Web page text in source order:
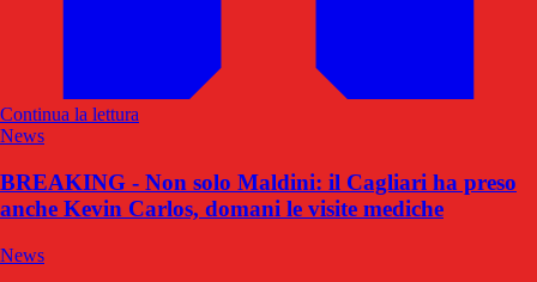
Continua la lettura
News
BREAKING - Non solo Maldini: il Cagliari ha preso
anche Kevin Carlos, domani le visite mediche
News